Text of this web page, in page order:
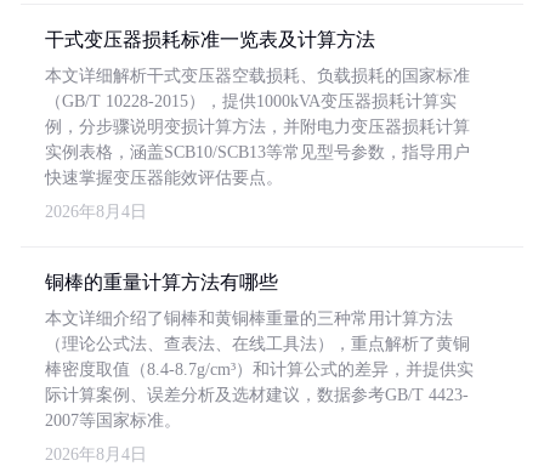
干式变压器损耗标准一览表及计算方法
本文详细解析干式变压器空载损耗、负载损耗的国家标准
（GB/T 10228-2015），提供1000kVA变压器损耗计算实
例，分步骤说明变损计算方法，并附电力变压器损耗计算
实例表格，涵盖SCB10/SCB13等常见型号参数，指导用户
快速掌握变压器能效评估要点。
2026年8月4日
铜棒的重量计算方法有哪些
本文详细介绍了铜棒和黄铜棒重量的三种常用计算方法
（理论公式法、查表法、在线工具法），重点解析了黄铜
棒密度取值（8.4-8.7g/cm³）和计算公式的差异，并提供实
际计算案例、误差分析及选材建议，数据参考GB/T 4423-
2007等国家标准。
2026年8月4日